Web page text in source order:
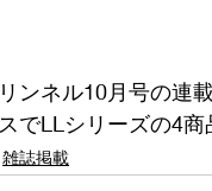
リンネル10月号の連
スでLLシリーズの4商
雑誌掲載